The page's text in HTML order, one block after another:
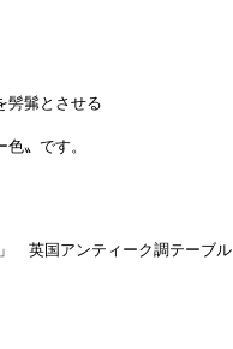
髣髴とさせる
〟です。
英国アンティーク調テーブル